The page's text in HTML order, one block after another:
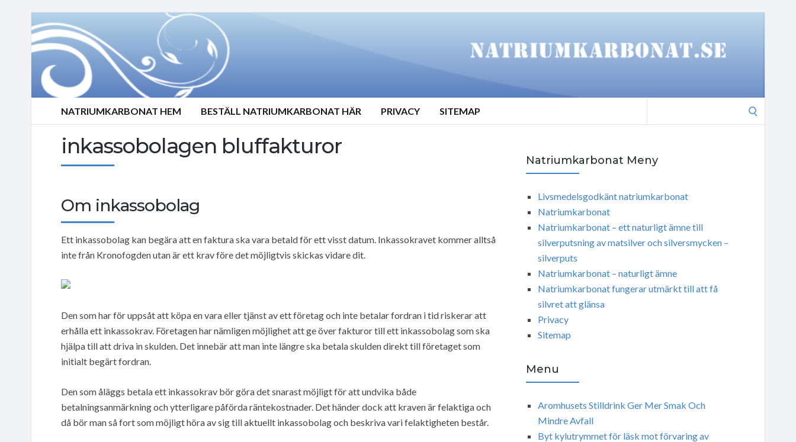
NATRIUMKARBONAT HEM BESTÄLL NATRIUMKARBONAT HÄR PRIVACY SITEMAP
inkassobolagen bluffakturor
Om inkassobolag
Ett inkassobolag kan begära att en faktura ska vara betald för ett visst datum. Inkassokravet kommer alltså
inte från Kronofogden utan är ett krav före det möjligtvis skickas vidare dit.
Den som har för uppsåt att köpa en vara eller tjänst av ett företag och inte betalar fordran i tid riskerar att
erhålla ett inkassokrav. Företagen har nämligen möjlighet att ge över fakturor till ett inkassobolag som ska
hjälpa till att driva in skulden. Det innebär att man inte längre ska betala skulden direkt till företaget som
initialt begärt fordran.
Den som åläggs betala ett inkassokrav bör göra det snarast möjligt för att undvika både
betalningsanmärkning och ytterligare påförda räntekostnader. Det händer dock att kraven är felaktiga och
då bör man så fort som möjligt höra av sig till aktuellt inkassobolag och beskriva vari felaktigheten består.
Natriumkarbonat Meny
Livsmedelsgodkänt natriumkarbonat
Natriumkarbonat
Natriumkarbonat – ett naturligt ämne till
silverputsning av matsilver och silversmycken –
silverputs
Natriumkarbonat – naturligt ämne
Natriumkarbonat fungerar utmärkt till att få
silvret att glänsa
Privacy
Sitemap
Menu
Aromhusets Stilldrink Ger Mer Smak Och
Mindre Avfall
Byt kylutrymmet för läsk mot förvaring av